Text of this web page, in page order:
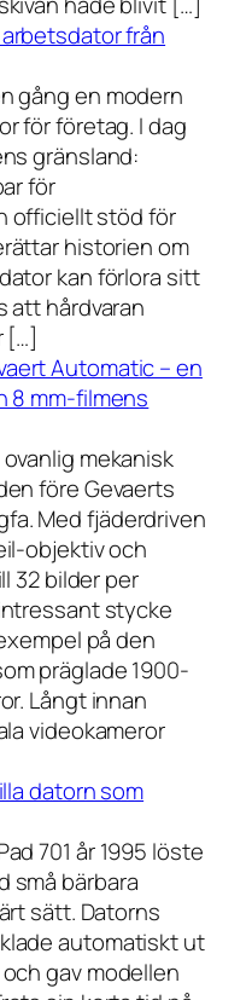
arbetsdator från
gång en modern
för företag. I dag
gränsland:
för
officiellt stöd för
historien om
kan förlora sitt
att hårdvaran
[…]
Automatic – en
8 mm-filmens
mekanisk
före Gevaerts
Med fjäderdriven
objektiv och
32 bilder per
stycke
på den
präglade 1900-
Långt innan
videokameror
datorn som
701 år 1995 löste
små bärbara
sätt. Datorns
automatiskt ut
gav modellen